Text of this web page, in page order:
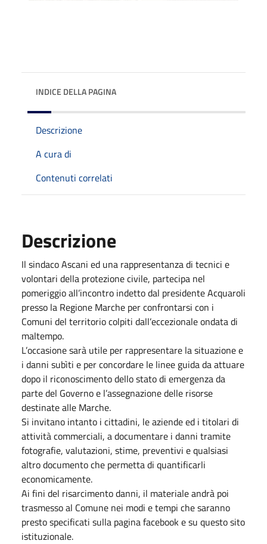
INDICE DELLA PAGINA
Descrizione
A cura di
Contenuti correlati
Descrizione
Il sindaco Ascani ed una rappresentanza di tecnici e
volontari della protezione civile, partecipa nel
pomeriggio all’incontro indetto dal presidente Acquaroli
presso la Regione Marche per confrontarsi con i
Comuni del territorio colpiti dall’eccezionale ondata di
maltempo.
L’occasione sarà utile per rappresentare la situazione e
i danni subìti e per concordare le linee guida da attuare
dopo il riconoscimento dello stato di emergenza da
parte del Governo e l’assegnazione delle risorse
destinate alle Marche.
Si invitano intanto i cittadini, le aziende ed i titolari di
attività commerciali, a documentare i danni tramite
fotografie, valutazioni, stime, preventivi e qualsiasi
altro documento che permetta di quantificarli
economicamente.
Ai fini del risarcimento danni, il materiale andrà poi
trasmesso al Comune nei modi e tempi che saranno
presto specificati sulla pagina facebook e su questo sito
istituzionale.